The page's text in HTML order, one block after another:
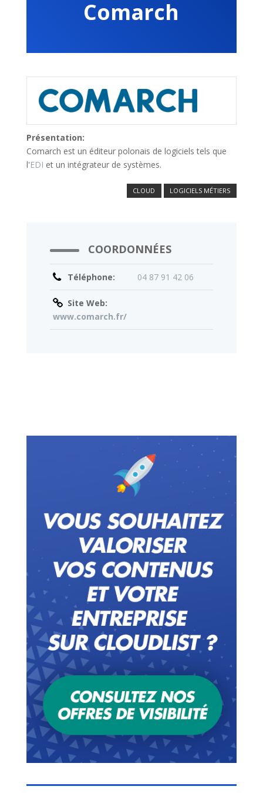
Comarch
Présentation:
Comarch est un éditeur polonais de logiciels tels que
l'EDI et un intégrateur de systèmes.
CLOUD LOGICIELS MÉTIERS
COORDONNÉES
Téléphone: 04 87 91 42 06
Site Web:
www.comarch.fr/